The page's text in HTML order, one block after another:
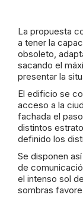
La propuesta
a tener la
obsoleto,
sacando el
presentar la
El edificio se
acceso a la
fachada el
distintos
definido los
Se disponen
de
el intenso sol
sombras